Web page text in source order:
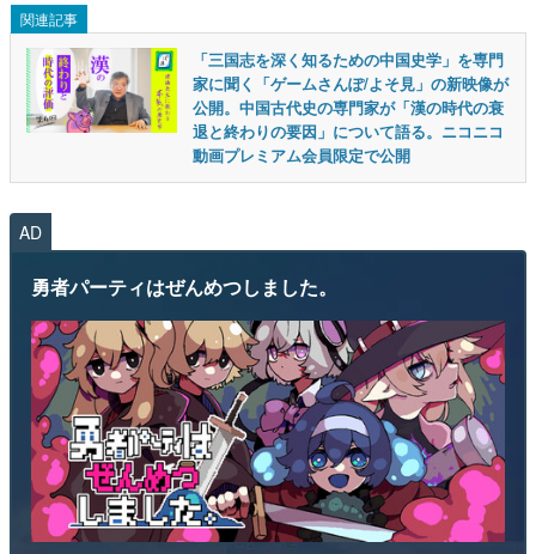
関連記事
「三国志を深く知るための中国史学」を専門
家に聞く「ゲームさんぽ/よそ見」の新映像が
公開。中国古代史の専門家が「漢の時代の衰
退と終わりの要因」について語る。ニコニコ
動画プレミアム会員限定で公開
AD
勇者パーティはぜんめつしました。